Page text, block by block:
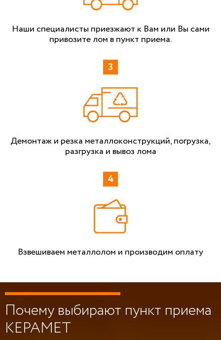
Наши специалисты приезжают к Вам или Вы сами
привозите лом в пункт приема.
Демонтаж и резка металлоконструкций, погрузка,
разгрузка и вывоз лома
Взвешиваем металлолом и производим оплату
Почему выбирают пункт приема
КЕРАМЕТ